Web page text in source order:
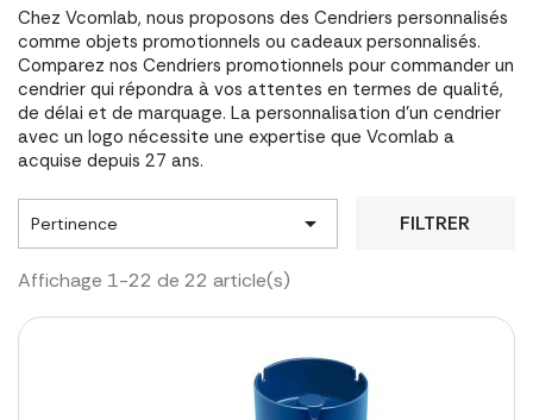
Chez Vcomlab, nous proposons des Cendriers personnalisés
comme objets promotionnels ou cadeaux personnalisés.
Comparez nos Cendriers promotionnels pour commander un
cendrier qui répondra à vos attentes en termes de qualité,
de délai et de marquage. La personnalisation d'un cendrier
avec un logo nécessite une expertise que Vcomlab a
acquise depuis 27 ans.
Pertinence  FILTRER
Affichage 1-22 de 22 article(s)